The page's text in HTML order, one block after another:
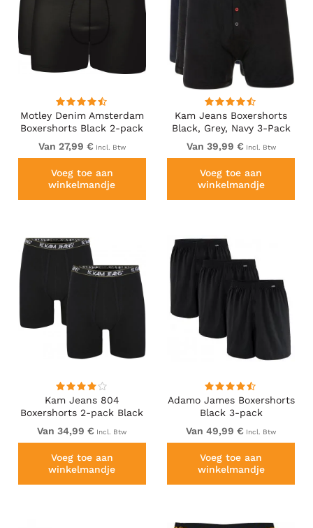
Motley Denim Amsterdam
Boxershorts Black 2-pack
Van 27,99 € Incl. Btw
Voeg toe aan
winkelmandje
Kam Jeans Boxershorts
Black, Grey, Navy 3-Pack
Van 39,99 € Incl. Btw
Voeg toe aan
winkelmandje
Kam Jeans 804
Boxershorts 2-pack Black
Van 34,99 € Incl. Btw
Voeg toe aan
winkelmandje
Adamo James Boxershorts
Black 3-pack
Van 49,99 € Incl. Btw
Voeg toe aan
winkelmandje